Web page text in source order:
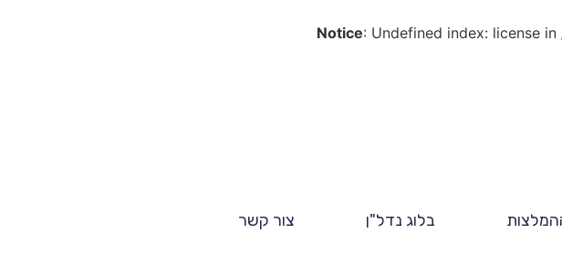
Notice: Undefined index: license in
בלוג נדל"ן צור קשר